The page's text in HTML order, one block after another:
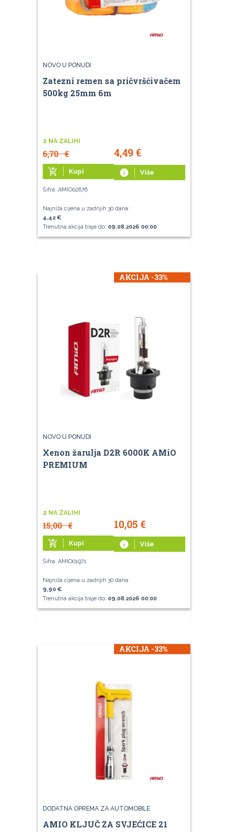
NOVO U PONUDI
Zatezni remen sa pričvršćivačem
500kg 25mm 6m
2 NA ZALIHI
6,70€ 4,49€
add_shopping_cart Kupi info Više
Šifra: AMIO02876
Najniža cijena u zadnjih 30 dana:
4,42 €
Trenutna akcija traje do: 09.08.2026 00:00
AKCIJA -33%
NOVO U PONUDI
Xenon žarulja D2R 6000K AMiO
PREMIUM
2 NA ZALIHI
15,00€ 10,05 €
add_shopping_cart Kupi info Više
Šifra: AMIO01971
Najniža cijena u zadnjih 30 dana:
9,90 €
Trenutna akcija traje do: 09.08.2026 00:00
AKCIJA -33%
DODATNA OPREMA ZA AUTOMOBILE
AMIO KLJUČ ZA SVJEĆICE 21